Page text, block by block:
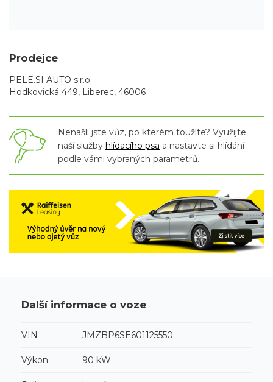
Prodejce
PELE.SI AUTO s.r.o.
Hodkovická 449, Liberec, 46006
Nenašli jste vůz, po kterém toužíte? Využijte
naší služby hlídacího psa a nastavte si hlídání
podle vámi vybraných parametrů.
Další informace o voze
VIN JMZBP6SE601125550
Výkon 90 kW